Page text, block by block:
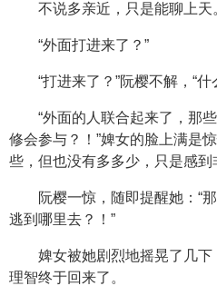
不说多亲近，只是能聊上天
“外面打进来了？”
“打进来了？”阮樱不解，“
“外面的人联合起来了，那
修会参与？！”婢女的脸上满是
些，但也没有多多少，只是感到
阮樱一惊，随即提醒她：“
逃到哪里去？！”
婢女被她剧烈地摇晃了几
理智终于回来了。